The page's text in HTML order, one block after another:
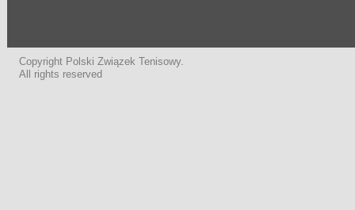
Copyright Polski Związek Tenisowy.
All rights reserved